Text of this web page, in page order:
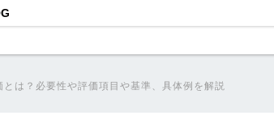
とは？必要性や評価項目や基準、具体例を解説